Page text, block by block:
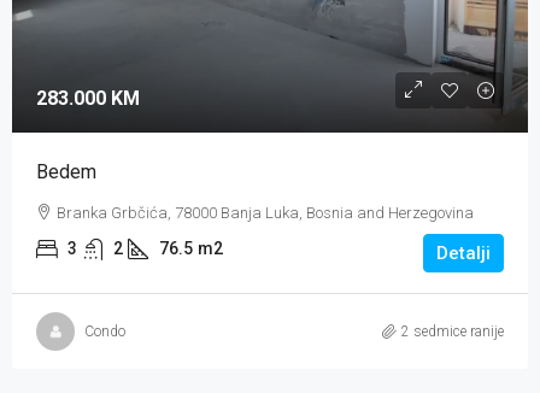
283.000 KM
Bedem
Branka Grbčića, 78000 Banja Luka, Bosnia and Herzegovina
3 2 76.5 m2 Detalji
Condo 2 sedmice ranije